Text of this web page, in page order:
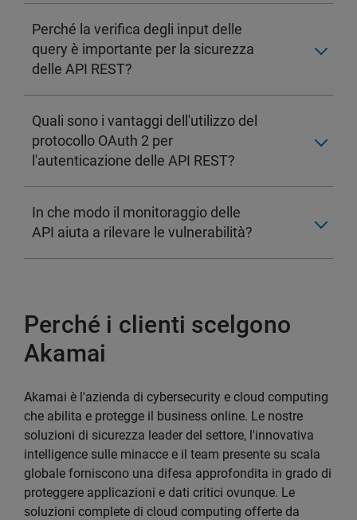
Perché la verifica degli input delle
query è importante per la sicurezza
delle API REST?
Quali sono i vantaggi dell'utilizzo del
protocollo OAuth 2 per
l'autenticazione delle API REST?
In che modo il monitoraggio delle
API aiuta a rilevare le vulnerabilità?
Perché i clienti scelgono
Akamai
Akamai è l'azienda di cybersecurity e cloud computing
che abilita e protegge il business online. Le nostre
soluzioni di sicurezza leader del settore, l'innovativa
intelligence sulle minacce e il team presente su scala
globale forniscono una difesa approfondita in grado di
proteggere applicazioni e dati critici ovunque. Le
soluzioni complete di cloud computing offerte da